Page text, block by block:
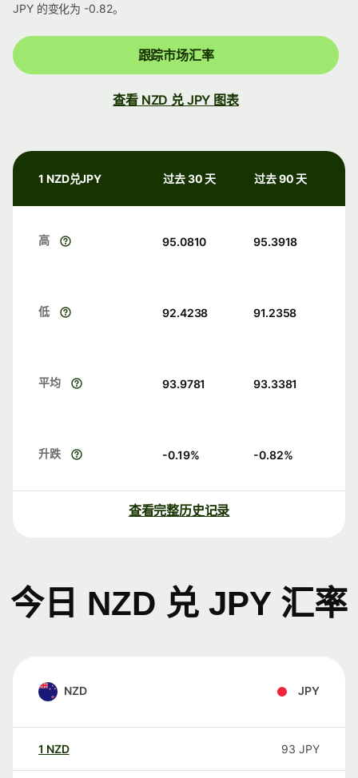
JPY 的变化为 -0.82。
跟踪市场汇率
查看 NZD 兑 JPY 图表
1 NZD兑JPY 过去 30 天 过去 90 天
高 95.0810 95.3918
低 92.4238 91.2358
平均 93.9781 93.3381
升跌 -0.19% -0.82%
查看完整历史记录
今日 NZD 兑 JPY 汇率
NZD JPY
1 NZD 93 JPY